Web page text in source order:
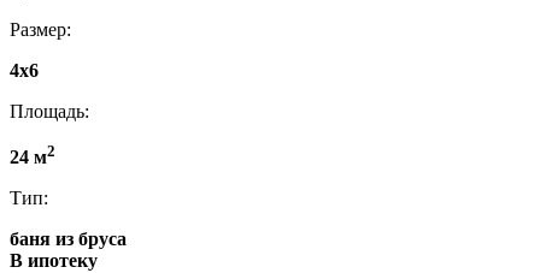
Размер:
4x6
Площадь:
24 м2
Тип:
баня из бруса
В ипотеку